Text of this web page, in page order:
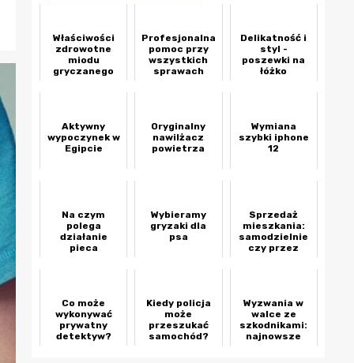
Właściwości
zdrowotne
miodu
gryczanego
Profesjonalna
pomoc przy
wszystkich
sprawach
Delikatność i
styl -
poszewki na
łóżko
Aktywny
wypoczynek w
Egipcie
Oryginalny
nawilżacz
powietrza
Wymiana
szybki iphone
12
Na czym
polega
działanie
pieca
Wybieramy
gryzaki dla
psa
Sprzedaż
mieszkania:
samodzielnie
czy przez
nieruchomości?
Co może
wykonywać
prywatny
detektyw?
Kiedy policja
może
przeszukać
samochód?
Wyzwania w
walce ze
szkodnikami:
najnowsze